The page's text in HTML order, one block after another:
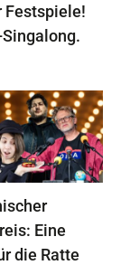
Festspiele!
Singalong.
Eine
die Ratte